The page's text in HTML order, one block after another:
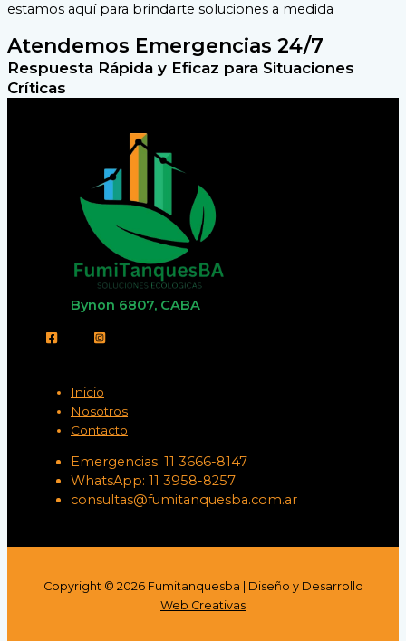
estamos aquí para brindarte soluciones a medida
Atendemos Emergencias 24/7
Respuesta Rápida y Eficaz para Situaciones
Críticas
Bynon 6807, CABA
Inicio
Nosotros
Contacto
Emergencias: 11 3666-8147
WhatsApp: 11 3958-8257
consultas@fumitanquesba.com.ar
Copyright © 2026 Fumitanquesba | Diseño y Desarrollo
Web Creativas